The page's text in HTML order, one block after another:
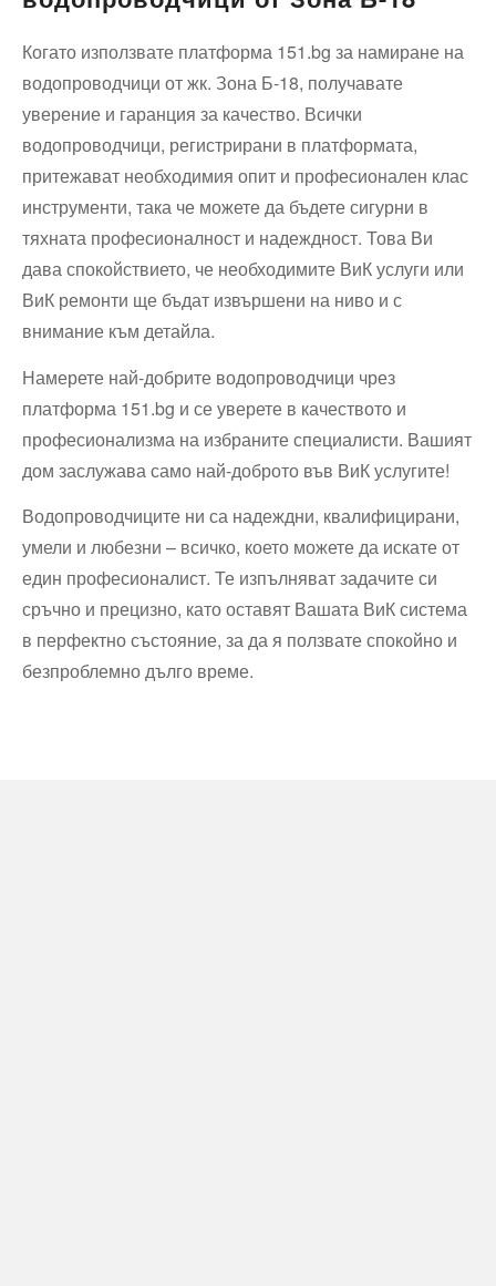
Когато използвате платформа 151.bg за намиране на
водопроводчици от жк. Зона Б-18, получавате
уверение и гаранция за качество. Всички
водопроводчици, регистрирани в платформата,
притежават необходимия опит и професионален клас
инструменти, така че можете да бъдете сигурни в
тяхната професионалност и надеждност. Това Ви
дава спокойствието, че необходимите ВиК услуги или
ВиК ремонти ще бъдат извършени на ниво и с
внимание към детайла.
Намерете най-добрите водопроводчици чрез
платформа 151.bg и се уверете в качеството и
професионализма на избраните специалисти. Вашият
дом заслужава само най-доброто във ВиК услугите!
Водопроводчиците ни са надеждни, квалифицирани,
умели и любезни – всичко, което можете да искате от
един професионалист. Те изпълняват задачите си
сръчно и прецизно, като оставят Вашата ВиК система
в перфектно състояние, за да я ползвате спокойно и
безпроблемно дълго време.